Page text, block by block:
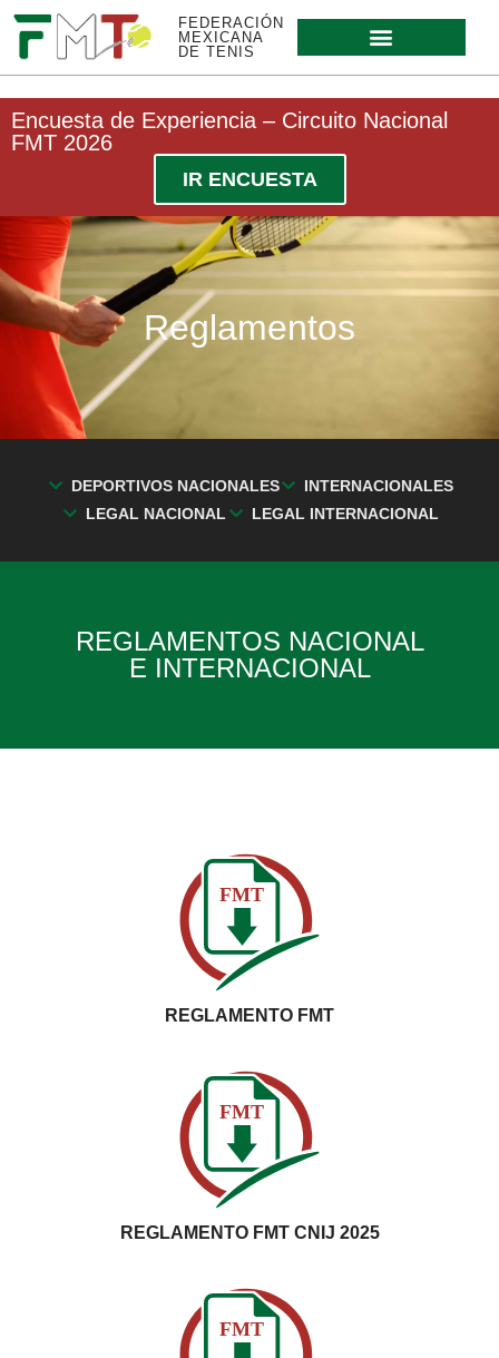
FEDERACIÓN
MEXICANA
DE TENIS
Encuesta de Experiencia – Circuito Nacional
FMT 2026
IR ENCUESTA
Reglamentos
DEPORTIVOS NACIONALES
INTERNACIONALES
LEGAL NACIONAL
LEGAL INTERNACIONAL
REGLAMENTOS NACIONAL
E INTERNACIONAL
FMT
REGLAMENTO FMT
FMT
REGLAMENTO FMT CNIJ 2025
FMT